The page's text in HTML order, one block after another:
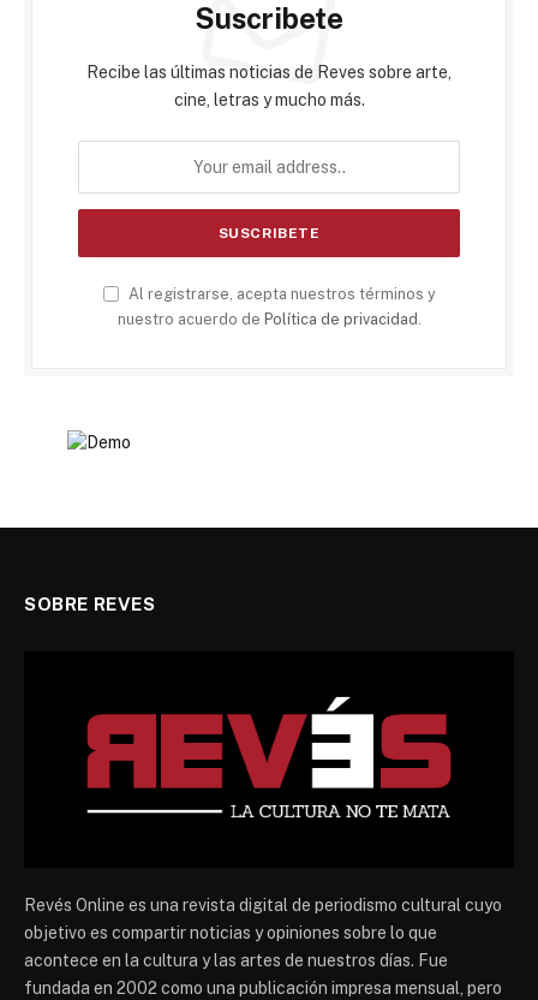
Suscribete
Recibe las últimas noticias de Reves sobre arte,
cine, letras y mucho más.
Al registrarse, acepta nuestros términos y
nuestro acuerdo de Política de privacidad .
SOBRE REVES
Revés Online es una revista digital de periodismo cultural cuyo
objetivo es compartir noticias y opiniones sobre lo que
acontece en la cultura y las artes de nuestros días. Fue
fundada en 2002 como una publicación impresa mensual, pero